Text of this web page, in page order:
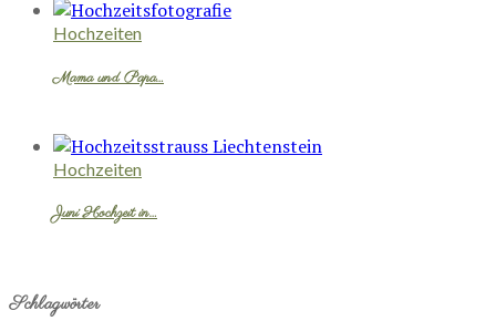
Hochzeiten
Mama und Papa…
Hochzeiten
Juni Hochzeit in…
Schlagwörter